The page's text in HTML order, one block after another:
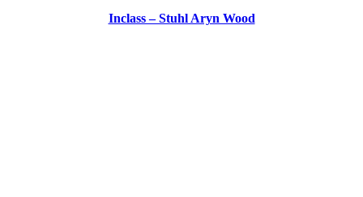
Inclass – Stuhl Aryn Wood